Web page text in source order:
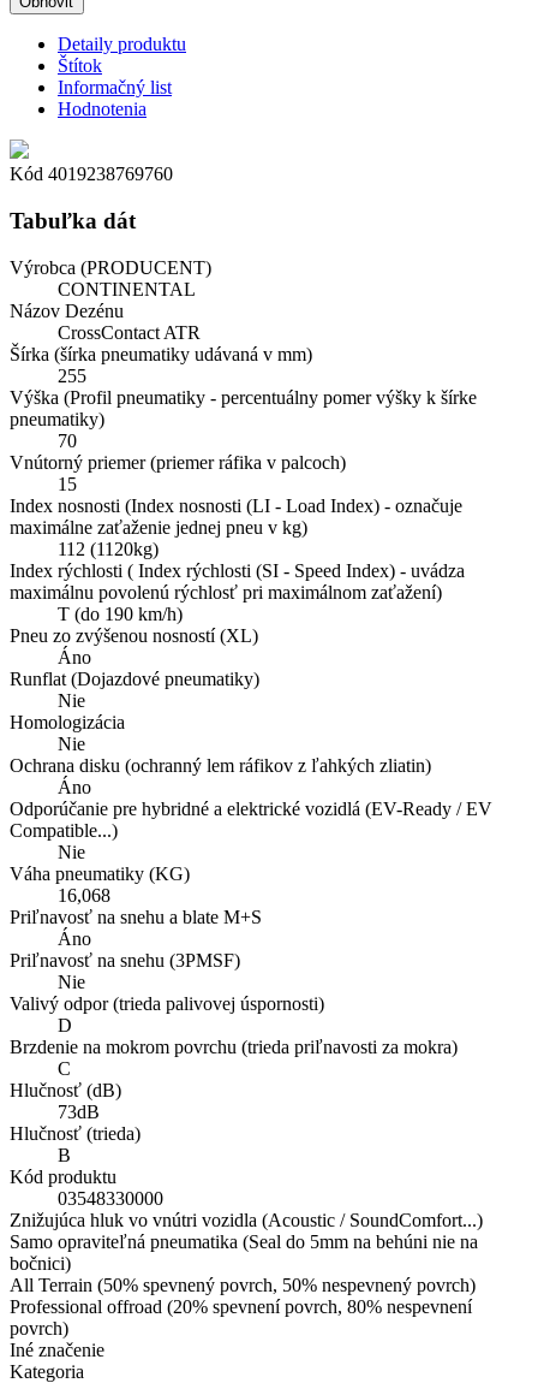
Detaily produktu
Štítok
Informačný list
Hodnotenia
Kód 4019238769760
Tabuľka dát
Výrobca (PRODUCENT)
CONTINENTAL
Názov Dezénu
CrossContact ATR
Šírka (šírka pneumatiky udávaná v mm)
255
Výška (Profil pneumatiky - percentuálny pomer výšky k šírke
pneumatiky)
70
Vnútorný priemer (priemer ráfika v palcoch)
15
Index nosnosti (Index nosnosti (LI - Load Index) - označuje
maximálne zaťaženie jednej pneu v kg)
112 (1120kg)
Index rýchlosti ( Index rýchlosti (SI - Speed Index) - uvádza
maximálnu povolenú rýchlosť pri maximálnom zaťažení)
T (do 190 km/h)
Pneu zo zvýšenou nosností (XL)
Áno
Runflat (Dojazdové pneumatiky)
Nie
Homologizácia
Nie
Ochrana disku (ochranný lem ráfikov z ľahkých zliatin)
Áno
Odporúčanie pre hybridné a elektrické vozidlá (EV-Ready / EV
Compatible...)
Nie
Váha pneumatiky (KG)
16,068
Priľnavosť na snehu a blate M+S
Áno
Priľnavosť na snehu (3PMSF)
Nie
Valivý odpor (trieda palivovej úspornosti)
D
Brzdenie na mokrom povrchu (trieda priľnavosti za mokra)
C
Hlučnosť (dB)
73dB
Hlučnosť (trieda)
B
Kód produktu
03548330000
Znižujúca hluk vo vnútri vozidla (Acoustic / SoundComfort...)
Samo opraviteľná pneumatika (Seal do 5mm na behúni nie na
bočnici)
All Terrain (50% spevnený povrch, 50% nespevnený povrch)
Professional offroad (20% spevnení povrch, 80% nespevnení
povrch)
Iné značenie
Kategoria